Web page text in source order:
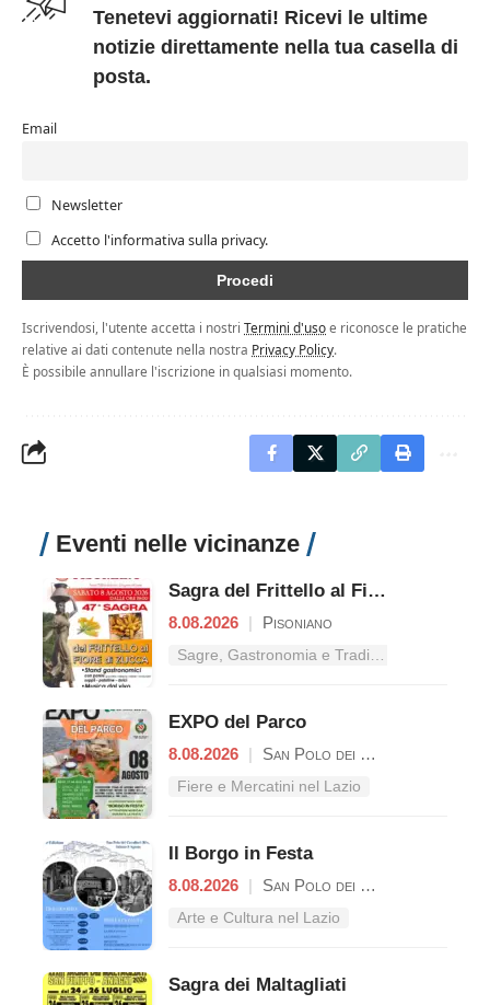
Tenetevi aggiornati! Ricevi le ultime
notizie direttamente nella tua casella di
posta.
Email
Newsletter
Accetto l'informativa sulla privacy.
Iscrivendosi, l'utente accetta i nostri Termini d'usoe riconosce le pratiche
relative ai dati contenute nella nostra Privacy Policy.
È possibile annullare l'iscrizione in qualsiasi momento.
Eventi nelle vicinanze
Sagra del Frittello al Fiore di Zucca
8.08.2026 | Pisoniano
EXPO del Parco
8.08.2026 | San Polo dei Cavalieri
Fiere e Mercatini nel Lazio
Il Borgo in Festa
8.08.2026 | San Polo dei Cavalieri
Arte e Cultura nel Lazio
Sagra dei Maltagliati